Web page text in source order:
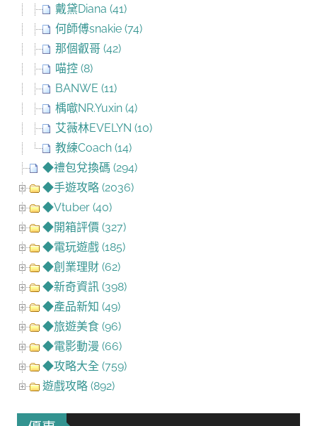
戴黛Diana (41)
何師傅snakie (74)
那個叡哥 (42)
喵控 (8)
BANWE (11)
楀噷NR.Yuxin (4)
艾薇林EVELYN (10)
教練Coach (14)
◆禮包兌換碼 (294)
◆手遊攻略 (2036)
◆Vtuber (40)
◆開箱評價 (327)
◆電玩遊戲 (185)
◆創業理財 (62)
◆新奇資訊 (398)
◆產品新知 (49)
◆旅遊美食 (96)
◆電影動漫 (66)
◆攻略大全 (759)
遊戲攻略 (892)